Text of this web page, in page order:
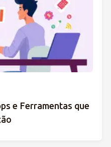
e Ferramentas que